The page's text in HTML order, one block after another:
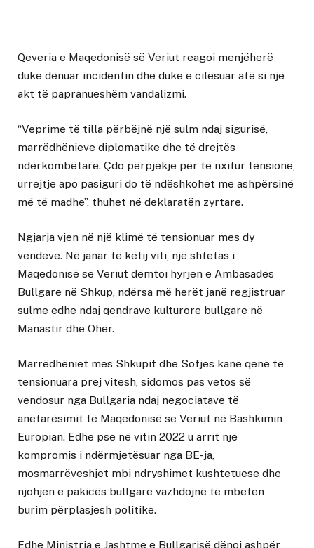
Qeveria e Maqedonisë së Veriut reagoi menjëherë
duke dënuar incidentin dhe duke e cilësuar atë si një
akt të papranueshëm vandalizmi.
“Veprime të tilla përbëjnë një sulm ndaj sigurisë,
marrëdhënieve diplomatike dhe të drejtës
ndërkombëtare. Çdo përpjekje për të nxitur tensione,
urrejtje apo pasiguri do të ndëshkohet me ashpërsinë
më të madhe”, thuhet në deklaratën zyrtare.
Ngjarja vjen në një klimë të tensionuar mes dy
vendeve. Në janar të këtij viti, një shtetas i
Maqedonisë së Veriut dëmtoi hyrjen e Ambasadës
Bullgare në Shkup, ndërsa më herët janë regjistruar
sulme edhe ndaj qendrave kulturore bullgare në
Manastir dhe Ohër.
Marrëdhëniet mes Shkupit dhe Sofjes kanë qenë të
tensionuara prej vitesh, sidomos pas vetos së
vendosur nga Bullgaria ndaj negociatave të
anëtarësimit të Maqedonisë së Veriut në Bashkimin
Europian. Edhe pse në vitin 2022 u arrit një
kompromis i ndërmjetësuar nga BE-ja,
mosmarrëveshjet mbi ndryshimet kushtetuese dhe
njohjen e pakicës bullgare vazhdojnë të mbeten
burim përplasjesh politike.
Edhe Ministria e Jashtme e Bullgarisë dënoi ashpër